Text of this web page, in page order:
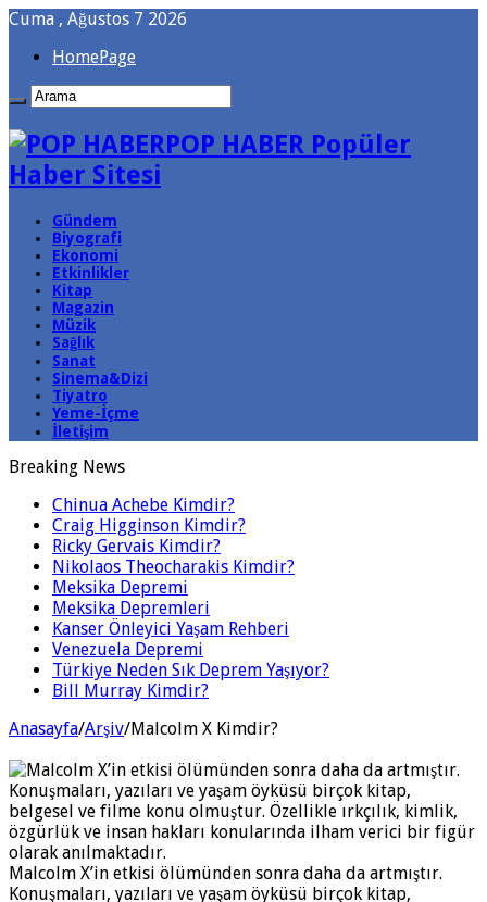
Cuma , Ağustos 7 2026
HomePage
POP HABER Popüler
Haber Sitesi
Gündem
Biyografi
Ekonomi
Etkinlikler
Kitap
Magazin
Müzik
Sağlık
Sanat
Sinema&Dizi
Tiyatro
Yeme-İçme
İletişim
Breaking News
Chinua Achebe Kimdir?
Craig Higginson Kimdir?
Ricky Gervais Kimdir?
Nikolaos Theocharakis Kimdir?
Meksika Depremi
Meksika Depremleri
Kanser Önleyici Yaşam Rehberi
Venezuela Depremi
Türkiye Neden Sık Deprem Yaşıyor?
Bill Murray Kimdir?
Anasayfa/Arşiv/Malcolm X Kimdir?
Malcolm X’in etkisi ölümünden sonra daha da artmıştır.
Konuşmaları, yazıları ve yaşam öyküsü birçok kitap,